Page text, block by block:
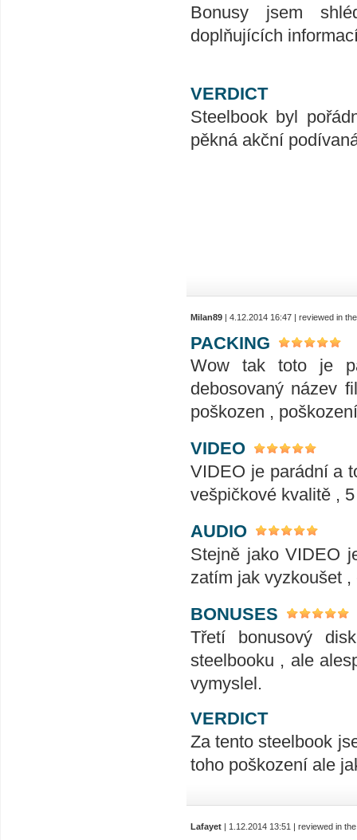
Bonusy jsem
doplňujících
VERDICT
Steelbook byl
pěkná akční
Milan89 | 4.12.2014 16:47 | reviewed in
PACKING
Wow tak toto je
debosovaný název
poškozen ,
VIDEO
VIDEO je parádní a
vešpičkové kvalitě ,
AUDIO
Stejně jako VIDEO
zatím jak vyzkoušet
BONUSES
Třetí bonusový
steelbooku , ale
vymyslel.
VERDICT
Za tento steelbook
toho poškození ale
Lafayet | 1.12.2014 13:51 | reviewed in